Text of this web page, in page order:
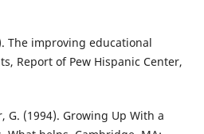
The improving educational
Report of Pew Hispanic Center,
G. (1994). Growing Up With a